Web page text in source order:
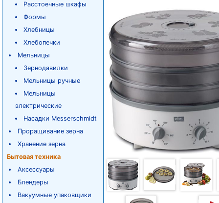
Расстоечные шкафы
Формы
Хлебницы
Хлебопечки
Мельницы
Зернодавилки
Мельницы ручные
Мельницы
электрические
Насадки Messerschmidt
Проращивание зерна
Хранение зерна
Бытовая техника
Аксессуары
Блендеры
Вакуумные упаковщики